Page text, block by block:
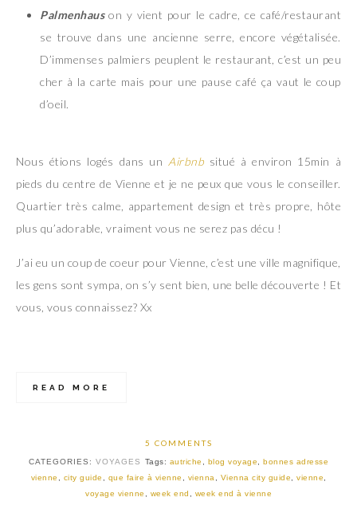
Palmenhauson y vient pour le cadre, ce café/restaurant
se trouve dans une ancienne serre, encore végétalisée.
D’immenses palmiers peuplent le restaurant, c’est un peu
cher à la carte mais pour une pause café ça vaut le coup
d’oeil.
Nous étions logés dans un Airbnb situé à environ 15min à
pieds du centre de Vienne et je ne peux que vous le conseiller.
Quartier très calme, appartement design et très propre, hôte
plus qu’adorable, vraiment vous ne serez pas décu !
J’ai eu un coup de coeur pour Vienne, c’est une ville magnifique,
les gens sont sympa, on s’y sent bien, une belle découverte ! Et
vous, vous connaissez? Xx
READ MORE
5 COMMENTS
CATEGORIES: VOYAGES Tags: autriche blog voyage ,bonnes adresse
vienne
city guide que faire à vienne vienna Vienna city guide vienne
voyage vienne
week end week end à vienne